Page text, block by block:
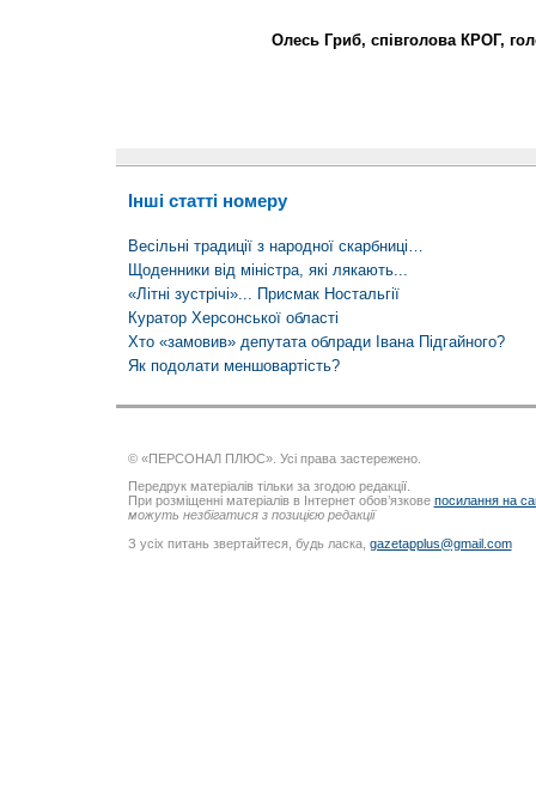
Олесь Гриб, співголова КРОГ,
Інші статті номеру
Весільні традиції з народної скарбниці…
Щоденники від міністра, які лякають...
«Літні зустрічі»... Присмак Ностальгії
Куратор Херсонської області
Хто «замовив» депутата облради Івана Підгайного?
Як подолати меншовартість?
© «ПЕРСОНАЛ ПЛЮС». Усі права застережено.
Передрук матеріалів тільки за згодою редакції.
При розміщенні матеріалів в Інтернет обов’язкове посилання на
можуть незбігатися з позицією редакції
З усіх питань звертайтеся, будь ласка, gazetapplus@gmail.com